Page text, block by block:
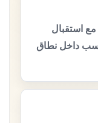
مع استقبال
داخل نطاق